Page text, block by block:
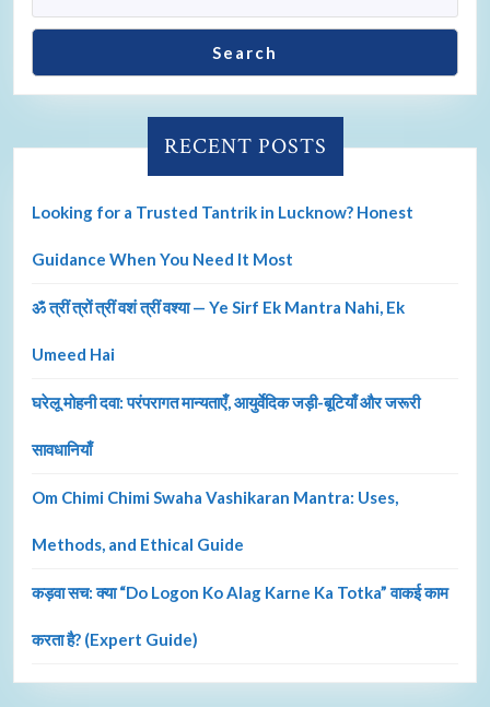
Search
RECENT POSTS
Looking for a Trusted Tantrik in Lucknow? Honest
Guidance When You Need It Most
ॐ त्रीं त्रों त्रीं वशं त्रीं वश्या — Ye Sirf Ek Mantra Nahi, Ek
Umeed Hai
घरेलू मोहनी दवा: परंपरागत मान्यताएँ, आयुर्वेदिक जड़ी-बूटियाँ और जरूरी
सावधानियाँ
Om Chimi Chimi Swaha Vashikaran Mantra: Uses,
Methods, and Ethical Guide
कड़वा सच: क्या “Do Logon Ko Alag Karne Ka Totka” वाकई काम
करता है? (Expert Guide)